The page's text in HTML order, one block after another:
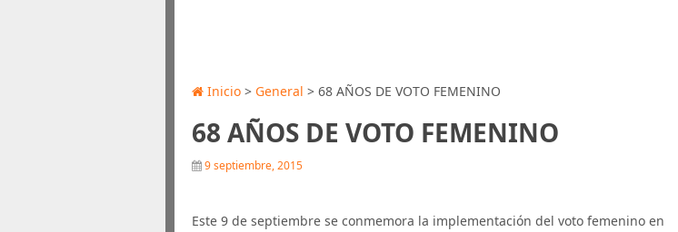
Inicio > General > 68 AÑOS DE VOTO FEMENINO
68 AÑOS DE VOTO FEMENINO
9 septiembre, 2015
Este 9 de septiembre se conmemora la implementación del voto femenino en